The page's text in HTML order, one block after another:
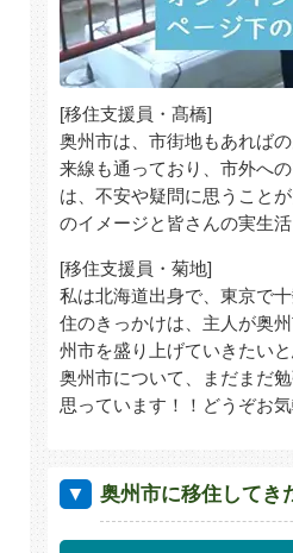
[移住支援員・髙橋]
奥州市は、市街地もあれば
来線も通っており、市外へ
は、不安や疑問に思うこと
のイメージと皆さんの実生
[移住支援員・菊地]
私は北海道出身で、東京で
住のきっかけは、主人が奥
州市を盛り上げていきたいと
奥州市について、まだまだ
思っています！！どうぞお
奥州市に移住してき